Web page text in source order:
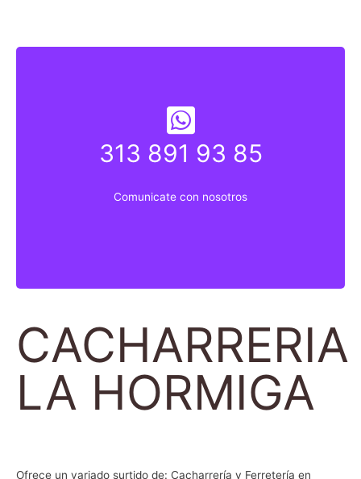
CACHARRERIA
LA HORMIGA
Ofrece un variado surtido de: Cacharrería y Ferretería en
313 891 93 85
Comunicate con nosotros
313 891 9835
Comunicate con nosotros